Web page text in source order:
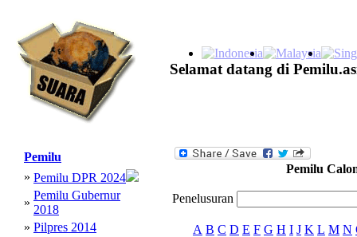
Selamat datang di
Pemilu
» Pemilu DPR 2024
»
Pemilu Gubernur
2018
» Pilpres 2014
Pemilu
Penelusuran
A B C D E F G H I J K L M N